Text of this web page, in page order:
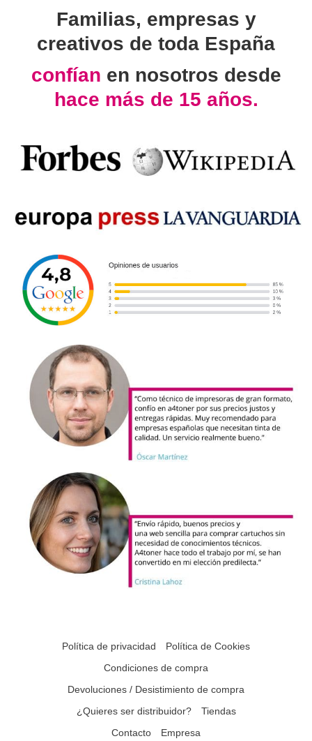
Familias, empresas y
creativos de toda España
confían en nosotros desde
hace más de 15 años.
Política de privacidad
Política de Cookies
Condiciones de compra
Devoluciones / Desistimiento de compra
¿Quieres ser distribuidor?
Tiendas
Contacto
Empresa